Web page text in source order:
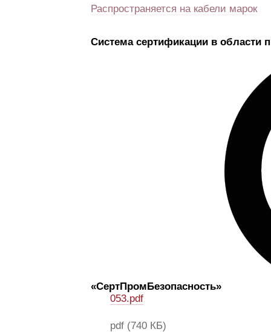
Распространяется на кабели марок
Система сертификации в области
«СертПромБезопасность»
053.pdf
pdf (740 КБ)